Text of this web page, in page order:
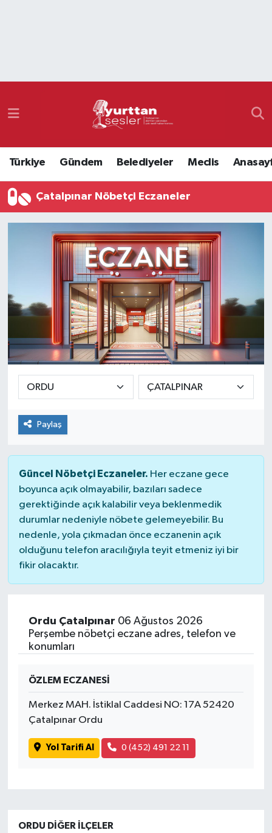
Türkiye Gündem Belediyeler Meclis
Çatalpınar Nöbetçi Eczaneler
Paylaş
Güncel Nöbetçi Eczaneler. Her eczane gece
boyunca açık olmayabilir, bazıları sadece
gerektiğinde açık kalabilir veya beklenmedik
durumlar nedeniyle nöbete gelemeyebilir. Bu
nedenle, yola çıkmadan önce eczanenin açık
olduğunu telefon aracılığıyla teyit etmeniz iyi bir
fikir olacaktır.
Ordu Çatalpınar 06 Ağustos 2026
Perşembe nöbetçi eczane adres, telefon ve
konumları
ÖZLEM ECZANESİ
Merkez MAH. İstiklal Caddesi NO: 17A 52420
Çatalpınar Ordu
Yol Tarifi Al 0 (452) 491 22 11
ORDU DIĞER İLÇELER
Namaz Vakitleri
Süper Lig Puan Durumu ve Fikstür
Tüm Manşetler
Son Dakika Haberleri
Haber Arşivi